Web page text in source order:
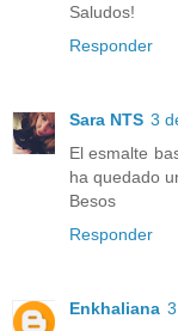
Saludos!
Responder
Sara NTS 3
El esmalte
ha quedado
Besos
Responder
Enkhaliana